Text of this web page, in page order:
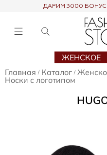
ДАРИМ 3000
ЖЕНСКОЕ
Главная / Каталог /
Носки с логотипом